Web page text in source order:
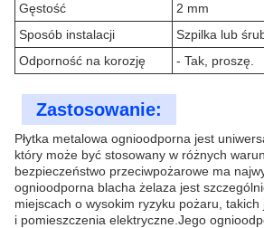
Gęstość
2 mm
Sposób instalacji
Szpilka lub
Odporność na korozję
- Tak, proszę.
Zastosowanie:
Płytka metalowa ognioodporna jest
który może być stosowany w różnych
bezpieczeństwo przeciwpożarowe ma
ognioodporna blacha żelaza jest
miejscach o wysokim ryzyku pożaru, takich
i pomieszczenia elektryczne.Jego